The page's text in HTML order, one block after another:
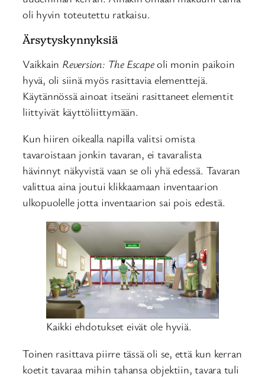
oli hyvin toteutettu ratkaisu.
Ärsytyskynnyksiä
Vaikkain Reversion: The Escapeoli monin paikoin
hyvä, oli siinä myös rasittavia elementtejä.
Käytännössä ainoat itseäni rasittaneet elementit
liittyivät käyttöliittymään.
Kun hiiren oikealla napilla valitsi omista
tavaroistaan jonkin tavaran, ei tavaralista
hävinnyt näkyvistä vaan se oli yhä edessä. Tavaran
valittua aina joutui klikkaamaan inventaarion
ulkopuolelle jotta inventaarion sai pois edestä.
Kaikki ehdotukset eivät ole hyviä.
Toinen rasittava piirre tässä oli se, että kun kerran
koetit tavaraa mihin tahansa objektiin, tavara tuli